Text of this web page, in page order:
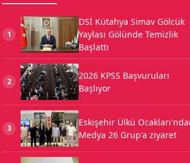
1
DSİ Kütahya Simav Gölcük
Yaylası Gölünde Temizlik
Başlattı
2
2026 KPSS Başvuruları
Başlıyor
3
Eskişehir Ülkü
Medya 26 Grup'a ziyaret